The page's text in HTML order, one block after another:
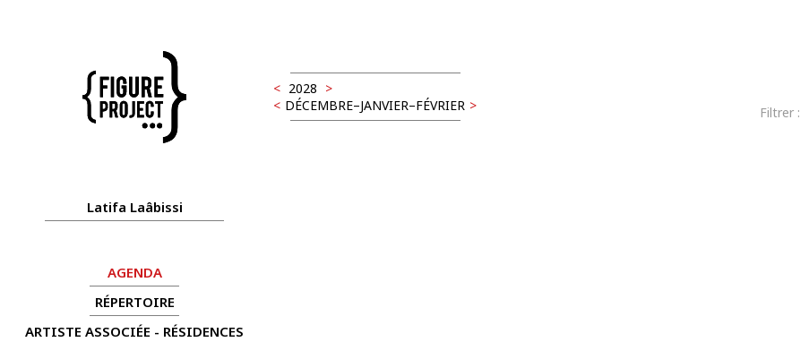
Latifa Laâbissi
AGENDA
RÉPERTOIRE
ARTISTE ASSOCIÉE - RÉSIDENCES
< 2028 >
< DÉCEMBRE–JANVIER–FÉVRIER > Filtrer :